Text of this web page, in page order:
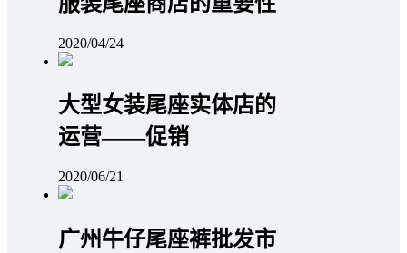
2020/04/24
大型女装尾座实体店的
运营——促销
2020/06/21
广州牛仔尾座裤批发市